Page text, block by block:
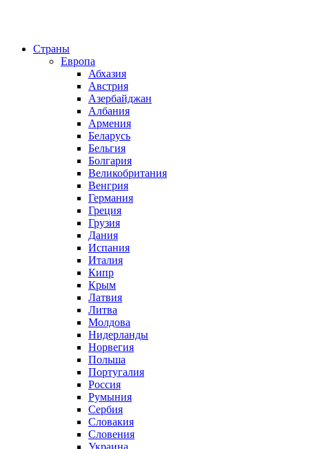
Страны
Европа
Абхазия
Австрия
Азербайджан
Албания
Армения
Беларусь
Бельгия
Болгария
Великобритания
Венгрия
Германия
Греция
Грузия
Дания
Испания
Италия
Кипр
Крым
Латвия
Литва
Молдова
Нидерланды
Норвегия
Польша
Португалия
Россия
Румыния
Сербия
Словакия
Словения
Украина